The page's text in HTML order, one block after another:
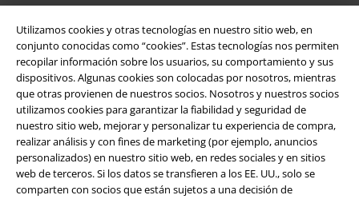
Utilizamos cookies y otras tecnologías en nuestro sitio web, en
conjunto conocidas como “cookies”. Estas tecnologías nos permiten
recopilar información sobre los usuarios, su comportamiento y sus
dispositivos. Algunas cookies son colocadas por nosotros, mientras
que otras provienen de nuestros socios. Nosotros y nuestros socios
utilizamos cookies para garantizar la fiabilidad y seguridad de
nuestro sitio web, mejorar y personalizar tu experiencia de compra,
realizar análisis y con fines de marketing (por ejemplo, anuncios
personalizados) en nuestro sitio web, en redes sociales y en sitios
web de terceros. Si los datos se transfieren a los EE. UU., solo se
comparten con socios que están sujetos a una decisión de
A Warner Music Group Company
Seguridad